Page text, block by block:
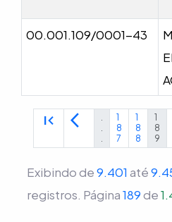
00.001.109/0001-43
first_page arrow_back_ios
.
.
.
1
8
7
1
8
8
1
8
9
Exibindo de9.401 até
registros. Página189de